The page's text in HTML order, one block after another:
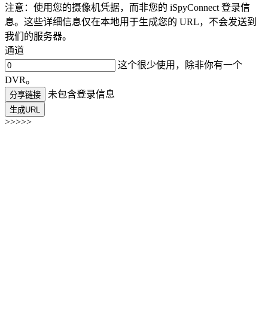
注意：使用您的摄像机凭据，而非您的 iSpyConnect 登录信
息。这些详细信息仅在本地用于生成您的 URL，不会发送到
我们的服务器。
通道
这个很少使用，除非你有一个
DVR。
分享链接 未包含登录信息
生成URL
>>>>>